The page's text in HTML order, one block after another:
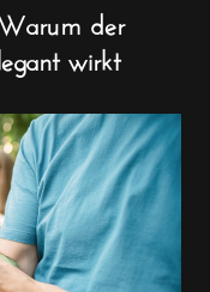
der
wirkt